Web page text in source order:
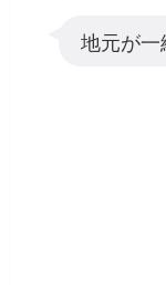
地元が一